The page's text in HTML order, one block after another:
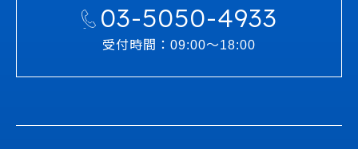
03-5050-4933
受付時間：09:00～18:00